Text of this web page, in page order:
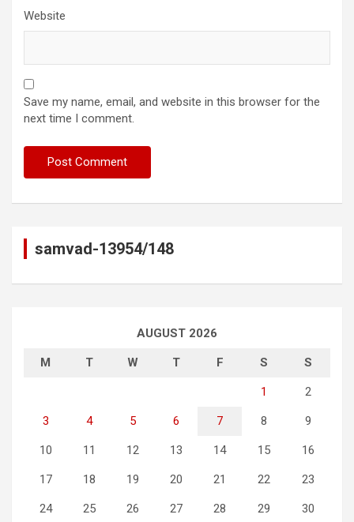
Website
Save my name, email, and website in this browser for the
next time I comment.
samvad-13954/148
AUGUST 2026
M T W T F S S
1 2
3 4 5 6 7 8 9
10 11 12 13 14 15 16
17 18 19 20 21 22 23
24 25 26 27 28 29 30